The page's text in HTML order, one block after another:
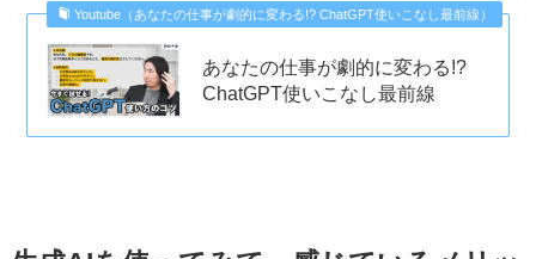
Youtube（あなたの仕事が劇的に変わる!? ChatGPT使いこなし最前線）
あなたの仕事が劇的に変わる!?
ChatGPT使いこなし最前線